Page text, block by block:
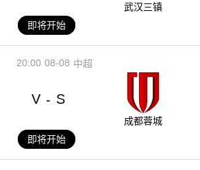
武汉三镇
即将开始
08-08
20:00 中超
V - S
成都蓉城
即将开始